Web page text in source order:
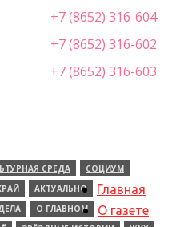
+7 (8652) 316-604
+7 (8652) 316-602
+7 (8652) 316-603
СРЕДА
СОЦИУМ
АКТУАЛЬНО
О ГЛАВНОМ
Главная
О газете